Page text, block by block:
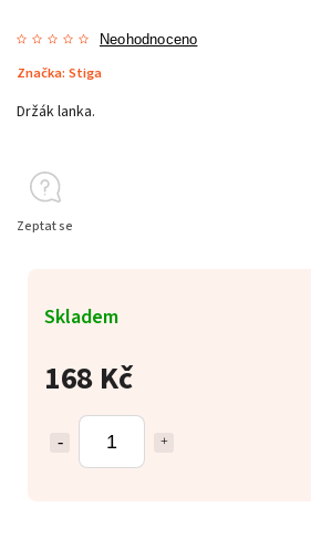
Neohodnoceno
Značka: Stiga
168 Kč
Skladem
Držák lanka.
Zeptat se